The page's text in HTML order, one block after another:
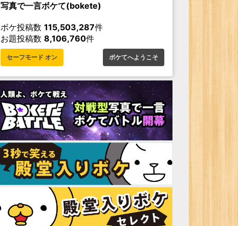
写真で一言ボケて(bokete)
ボケ投稿数 115,503,287件
お題投稿数 8,106,760件
セーフモード オン ボケてへようこそ